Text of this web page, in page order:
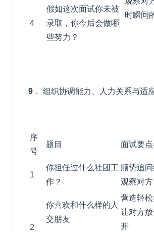
4
假如这次面试你未被
录取，你今后会做哪
些努力？
时瞬间
9 ． 组织协调能力、人力关系与适
序
号
题目 面试要
1
你担任过什么社团工
作？
顺势追
观察对方
2
你喜欢和什么样的人
交朋友
营造轻
让对方
开